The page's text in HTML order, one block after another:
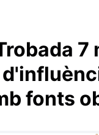
7
fonts